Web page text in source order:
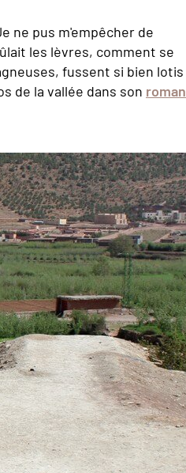
ne pus m'empêcher de
les lèvres, comment se
fussent si bien lotis
de la vallée dans son roman